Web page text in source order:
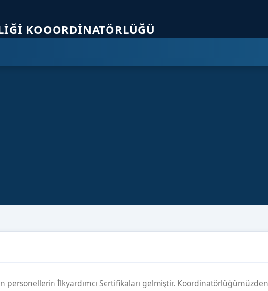
KOOORDINATÖRLÜĞÜ
personellerin İlkyardımcı Sertifikaları gelmiştir. Koordinatörlüğümüzden